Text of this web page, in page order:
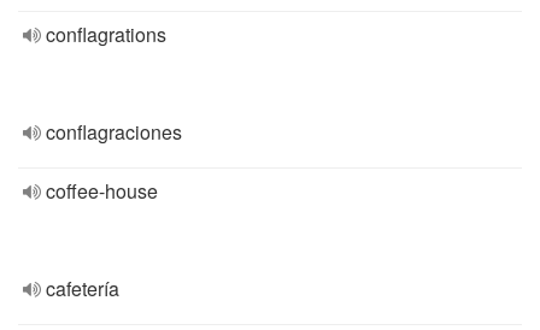
conflagrations
conflagraciones
coffee-house
cafetería